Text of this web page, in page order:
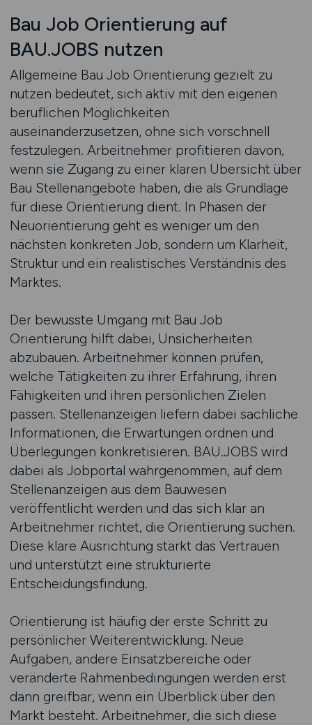
Bau Job Orientierung auf
BAU.JOBS nutzen
Allgemeine Bau Job Orientierung gezielt zu
nutzen bedeutet, sich aktiv mit den eigenen
beruflichen Möglichkeiten
auseinanderzusetzen, ohne sich vorschnell
festzulegen. Arbeitnehmer profitieren davon,
wenn sie Zugang zu einer klaren Übersicht über
Bau Stellenangebote haben, die als Grundlage
für diese Orientierung dient. In Phasen der
Neuorientierung geht es weniger um den
nächsten konkreten Job, sondern um Klarheit,
Struktur und ein realistisches Verständnis des
Marktes.
Der bewusste Umgang mit Bau Job
Orientierung hilft dabei, Unsicherheiten
abzubauen. Arbeitnehmer können prüfen,
welche Tätigkeiten zu ihrer Erfahrung, ihren
Fähigkeiten und ihren persönlichen Zielen
passen. Stellenanzeigen liefern dabei sachliche
Informationen, die Erwartungen ordnen und
Überlegungen konkretisieren. BAU.JOBS wird
dabei als Jobportal wahrgenommen, auf dem
Stellenanzeigen aus dem Bauwesen
veröffentlicht werden und das sich klar an
Arbeitnehmer richtet, die Orientierung suchen.
Diese klare Ausrichtung stärkt das Vertrauen
und unterstützt eine strukturierte
Entscheidungsfindung.
Orientierung ist häufig der erste Schritt zu
persönlicher Weiterentwicklung. Neue
Aufgaben, andere Einsatzbereiche oder
veränderte Rahmenbedingungen werden erst
dann greifbar, wenn ein Überblick über den
Markt besteht. Arbeitnehmer, die sich diese